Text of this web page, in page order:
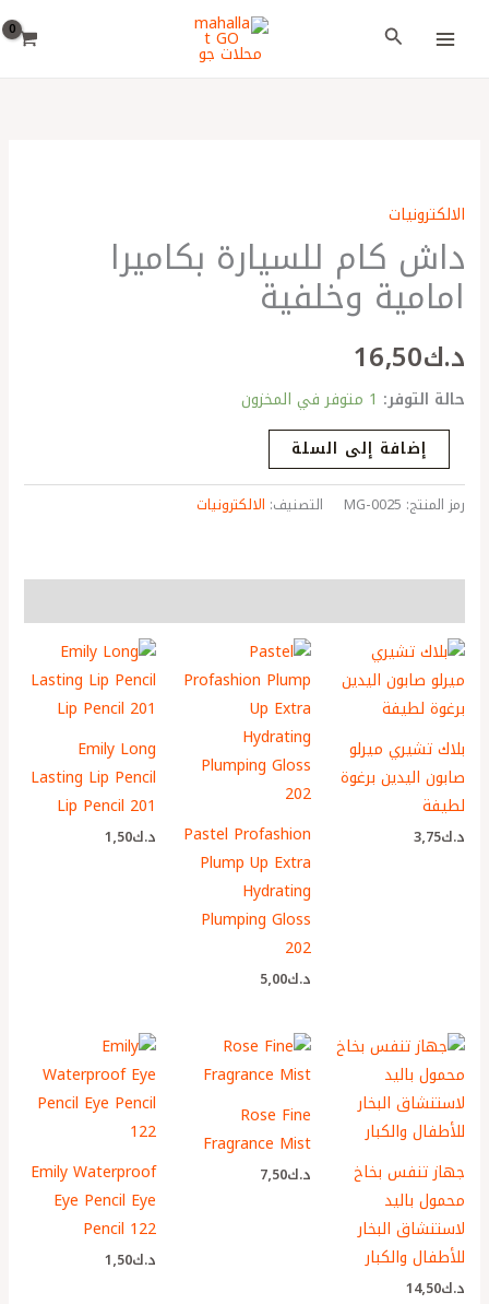
البحث
الالكترونيات
داش كام للسيارة بكاميرا
امامية وخلفية
د.ك16٫50
حالة التوفر: 1 متوفر في المخزون
كام
للسيارة
بكاميرا
امامية
إضافة إلى السلة
رمز المنتج: MG-0025 التصنيف: الالكترونيات
بلاك تشيري ميرلو
صابون اليدين برغوة
لطيفة
د.ك3٫75
Pastel Profashion
Plump Up Extra
Hydrating
Plumping Gloss
202
د.ك5٫00
Emily Long
Lasting Lip Pencil
Lip Pencil 201
د.ك1٫50
جهاز تنفس بخاخ
محمول باليد
لاستنشاق البخار
للأطفال والكبار
د.ك14٫50
Rose Fine
Fragrance Mist
د.ك7٫50
Emily Waterproof
Eye Pencil Eye
Pencil 122
د.ك1٫50